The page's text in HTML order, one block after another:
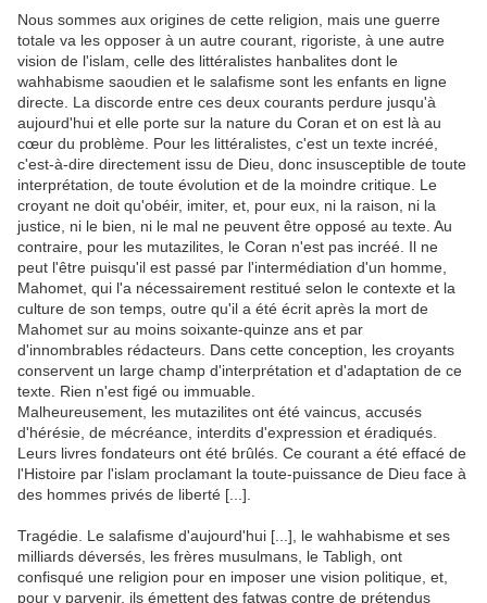
Nous sommes aux origines de cette religion, mais une guerre
totale va les opposer à un autre courant, rigoriste, à une autre
vision de l'islam, celle des littéralistes hanbalites dont le
wahhabisme saoudien et le salafisme sont les enfants en ligne
directe. La discorde entre ces deux courants perdure jusqu'à
aujourd'hui et elle porte sur la nature du Coran et on est là au
cœur du problème. Pour les littéralistes, c'est un texte incréé,
c'est-à-dire directement issu de Dieu, donc insusceptible de toute
interprétation, de toute évolution et de la moindre critique. Le
croyant ne doit qu'obéir, imiter, et, pour eux, ni la raison, ni la
justice, ni le bien, ni le mal ne peuvent être opposé au texte. Au
contraire, pour les mutazilites, le Coran n'est pas incréé. Il ne
peut l'être puisqu'il est passé par l'intermédiation d'un homme,
Mahomet, qui l'a nécessairement restitué selon le contexte et la
culture de son temps, outre qu'il a été écrit après la mort de
Mahomet sur au moins soixante-quinze ans et par
d'innombrables rédacteurs. Dans cette conception, les croyants
conservent un large champ d'interprétation et d'adaptation de ce
texte. Rien n'est figé ou immuable.
Malheureusement, les mutazilites ont été vaincus, accusés
d'hérésie, de mécréance, interdits d'expression et éradiqués.
Leurs livres fondateurs ont été brûlés. Ce courant a été effacé de
l'Histoire par l'islam proclamant la toute-puissance de Dieu face à
des hommes privés de liberté [...].
Tragédie. Le salafisme d'aujourd'hui [...], le wahhabisme et ses
milliards déversés, les frères musulmans, le Tabligh, ont
confisqué une religion pour en imposer une vision politique, et,
pour y parvenir, ils émettent des fatwas contre de prétendus